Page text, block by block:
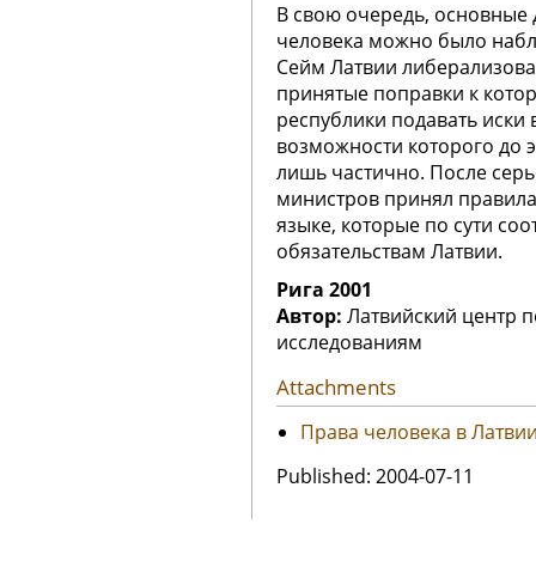
В свою очередь, основные
человека можно было
Сейм Латвии
принятые поправки к
республики подавать
возможности которого до
лишь частично. После
министров принял
языке, которые по сути
обязательствам Латвии.
Рига 2001
Автор: Латвийский центр
исследованиям
Attachments
Права человека в
Published: 2004-07-11